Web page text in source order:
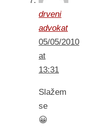
drveni
advokat
05/05/2010
at
13:31
Slažem
se
😀